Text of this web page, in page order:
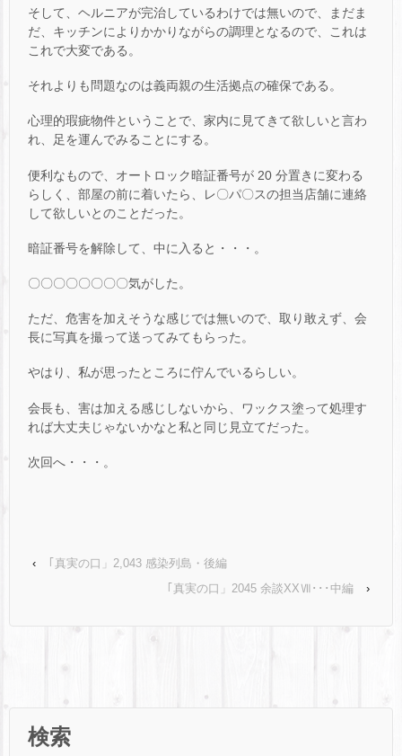
そして、ヘルニアが完治しているわけでは無いので、まだま
だ、キッチンによりかかりながらの調理となるので、これは
これで大変である。
それよりも問題なのは義両親の生活拠点の確保である。
心理的瑕疵物件ということで、家内に見てきて欲しいと言わ
れ、足を運んでみることにする。
便利なもので、オートロック暗証番号が 20 分置きに変わる
らしく、部屋の前に着いたら、レ〇パ〇スの担当店舗に連絡
して欲しいとのことだった。
暗証番号を解除して、中に入ると・・・。
〇〇〇〇〇〇〇〇気がした。
ただ、危害を加えそうな感じでは無いので、取り敢えず、会
長に写真を撮って送ってみてもらった。
やはり、私が思ったところに佇んでいるらしい。
会長も、害は加える感じしないから、ワックス塗って処理す
れば大丈夫じゃないかなと私と同じ見立てだった。
次回へ・・・。
‹
｢真実の口」2,043 感染列島・後編
｢真実の口」2045 余談XXⅦ･･･中編
›
検索